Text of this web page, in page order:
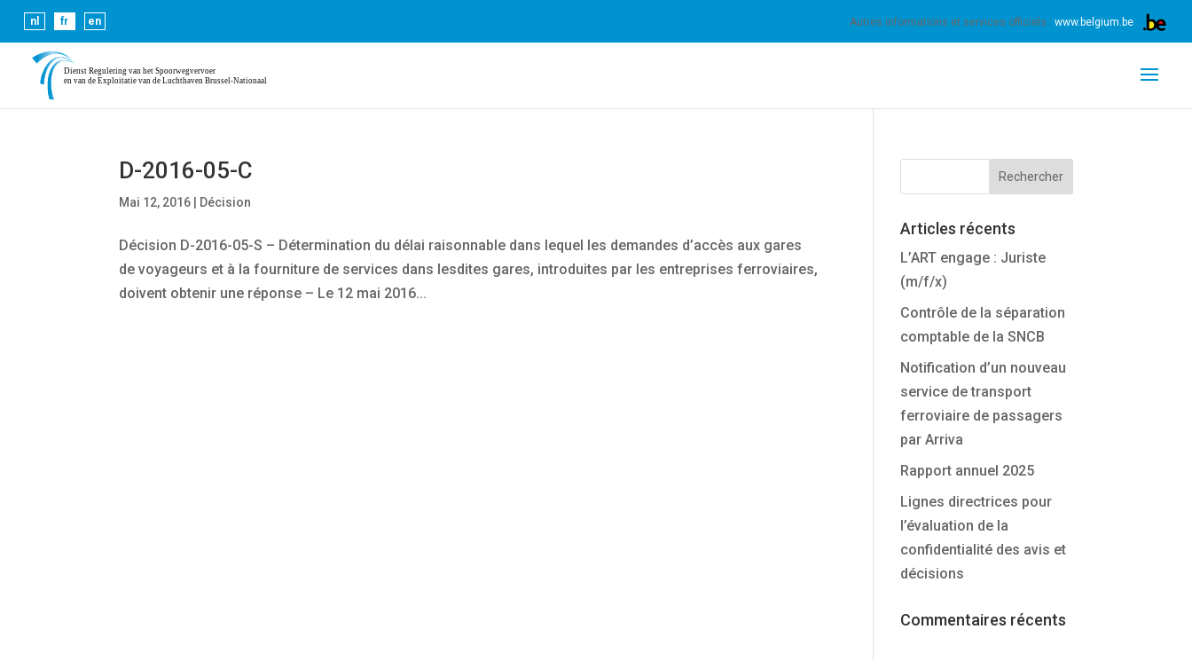
nl fr en Autres informations et services officiels :www.belgium.be
D-2016-05-C
Mai 12, 2016 Décision
Décision D-2016-05-S – Détermination du délai raisonnable dans lequel les demandes d’accès aux gares
de voyageurs et à la fourniture de services dans lesdites gares, introduites par les entreprises ferroviaires,
doivent obtenir une réponse – Le 12 mai 2016...
Articles récents
L’ART engage : Juriste
(m/f/x)
Contrôle de la séparation
comptable de la SNCB
Notification d’un nouveau
service de transport
ferroviaire de passagers
par Arriva
Rapport annuel 2025
Lignes directrices pour
l’évaluation de la
confidentialité des avis et
décisions
Commentaires récents
Les cookies nous permettent de vous proposer nos services plus facilement. En utilisant nos services, vous nous donnez expressément votre accord pour exploiter ces
cookies. En savoir plus OK